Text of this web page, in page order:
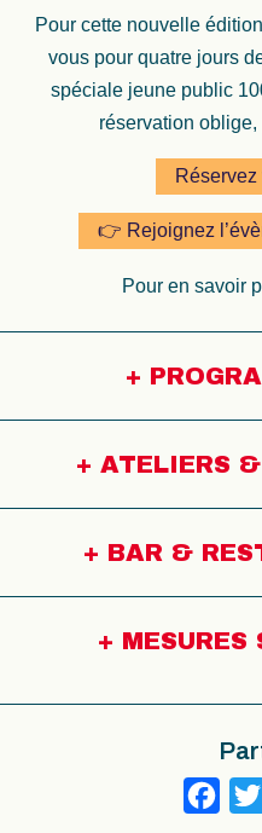
Pour cette nouvelle
vous pour quatre jours
spéciale jeune public
réservation
Réservez
👉 Rejoignez
Pour en savoir
+
+ ATELIERS
+ BAR &
+ MESURES